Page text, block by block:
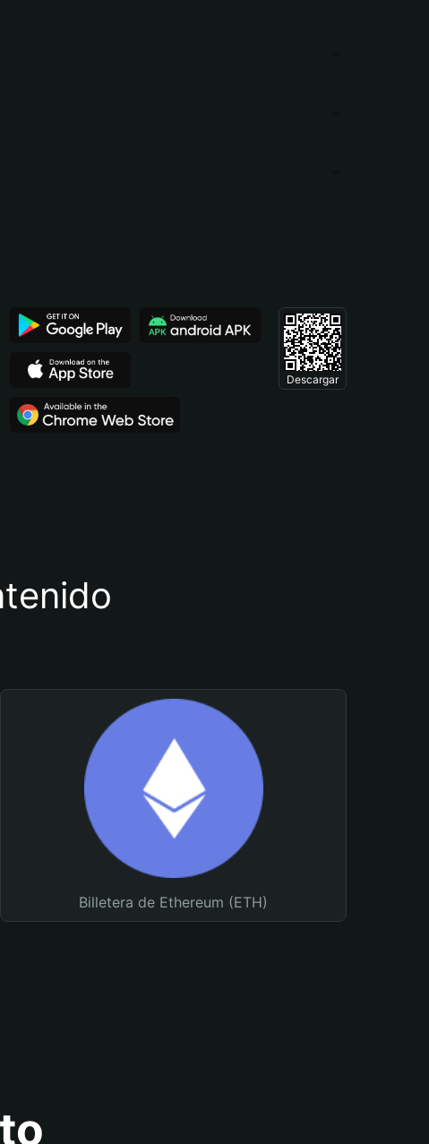
Descargar
Billetera de Ethereum (ETH)